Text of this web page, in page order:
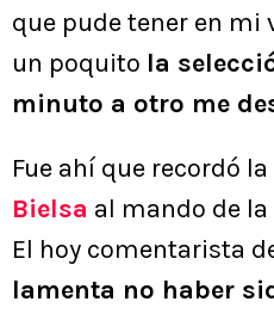
que pude tener en mi
un poquito la
minuto a otro me
Fue ahí que recordó la
Bielsa al mando de la
El hoy comentarista
lamenta no haber